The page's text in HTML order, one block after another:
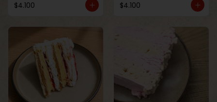
$4.100 $4.100